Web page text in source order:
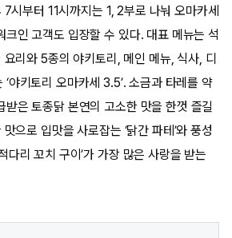
시부터 11시까지는 1, 2부로 나눠 오마카세
크인 고객도 입장할 수 있다. 대표 메뉴는 석
리와 5종의 야키토리, 메인 메뉴, 식사, 디
야키토리 오마카세 3.5’. 소금과 타레를 약
받은 토종닭 본연의 고소한 맛을 한껏 즐길
으로 입맛을 사로잡는 ‘닭간 파테’와 풍성
다리 꼬치 구이’가 가장 많은 사랑을 받는